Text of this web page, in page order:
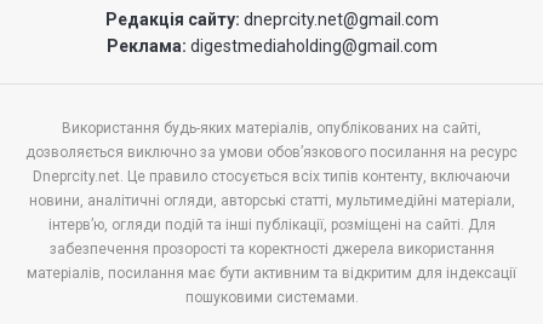
Редакція сайту: dneprcity.net@gmail.com
Реклама: digestmediaholding@gmail.com
Використання будь-яких матеріалів, опублікованих на сайті,
дозволяється виключно за умови обов’язкового посилання на ресурс
Dneprcity.net. Це правило стосується всіх типів контенту, включаючи
новини, аналітичні огляди, авторські статті, мультимедійні матеріали,
інтерв’ю, огляди подій та інші публікації, розміщені на сайті. Для
забезпечення прозорості та коректності джерела використання
матеріалів, посилання має бути активним та відкритим для індексації
пошуковими системами.